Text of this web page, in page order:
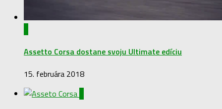
Assetto Corsa dostane svoju Ultimate edíciu
15. februára 2018